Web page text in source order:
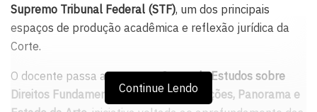
Supremo Tribunal Federal (STF), um dos principais
espaços de produção acadêmica e reflexão jurídica da
Corte.
O docente passa a compor oGrupo de Estudos sobre
Direitos Fundamentais: Limites e Restrições, Panorama e
Continue Lendo